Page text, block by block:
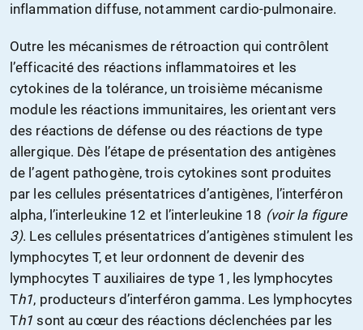
inflammation diffuse, notamment cardio-pulmonaire.
Outre les mécanismes de rétroaction qui contrôlent
l’efficacité des réactions inflammatoires et les
cytokines de la tolérance, un troisième mécanisme
module les réactions immunitaires, les orientant vers
des réactions de défense ou des réactions de type
allergique. Dès l’étape de présentation des antigènes
de l’agent pathogène, trois cytokines sont produites
par les cellules présentatrices d’antigènes, l’interféron
alpha, l’interleukine 12 et l’interleukine 18 (voir la figure
3). Les cellules présentatrices d’antigènes stimulent les
lymphocytes T, et leur ordonnent de devenir des
lymphocytes T auxiliaires de type 1, les lymphocytes
Th1, producteurs d’interféron gamma. Les lymphocytes
Th1 sont au cœur des réactions déclenchées par les